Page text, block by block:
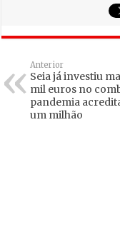
Anterior
Seia já investiu
mil euros no
pandemia
um milhão